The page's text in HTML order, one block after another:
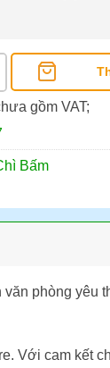
A255 Ngòi
gồm VAT;
Bấm
phòng
Với cam kết